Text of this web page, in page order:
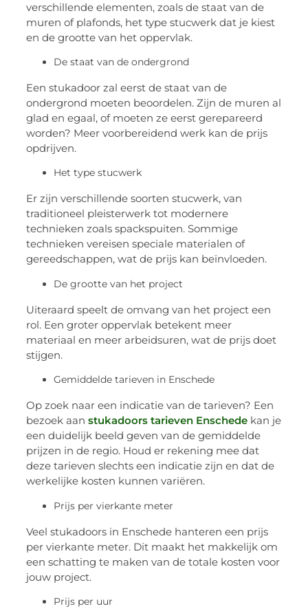
verschillende elementen, zoals de staat van de
muren of plafonds, het type stucwerk dat je kiest
en de grootte van het oppervlak.
De staat van de ondergrond
Een stukadoor zal eerst de staat van de
ondergrond moeten beoordelen. Zijn de muren al
glad en egaal, of moeten ze eerst gerepareerd
worden? Meer voorbereidend werk kan de prijs
opdrijven.
Het type stucwerk
Er zijn verschillende soorten stucwerk, van
traditioneel pleisterwerk tot modernere
technieken zoals spackspuiten. Sommige
technieken vereisen speciale materialen of
gereedschappen, wat de prijs kan beïnvloeden.
De grootte van het project
Uiteraard speelt de omvang van het project een
rol. Een groter oppervlak betekent meer
materiaal en meer arbeidsuren, wat de prijs doet
stijgen.
Gemiddelde tarieven in Enschede
Op zoek naar een indicatie van de tarieven? Een
bezoek aanstukadoors tarieven Enschede kan je
een duidelijk beeld geven van de gemiddelde
prijzen in de regio. Houd er rekening mee dat
deze tarieven slechts een indicatie zijn en dat de
werkelijke kosten kunnen variëren.
Prijs per vierkante meter
Veel stukadoors in Enschede hanteren een prijs
per vierkante meter. Dit maakt het makkelijk om
een schatting te maken van de totale kosten voor
jouw project.
Prijs per uur